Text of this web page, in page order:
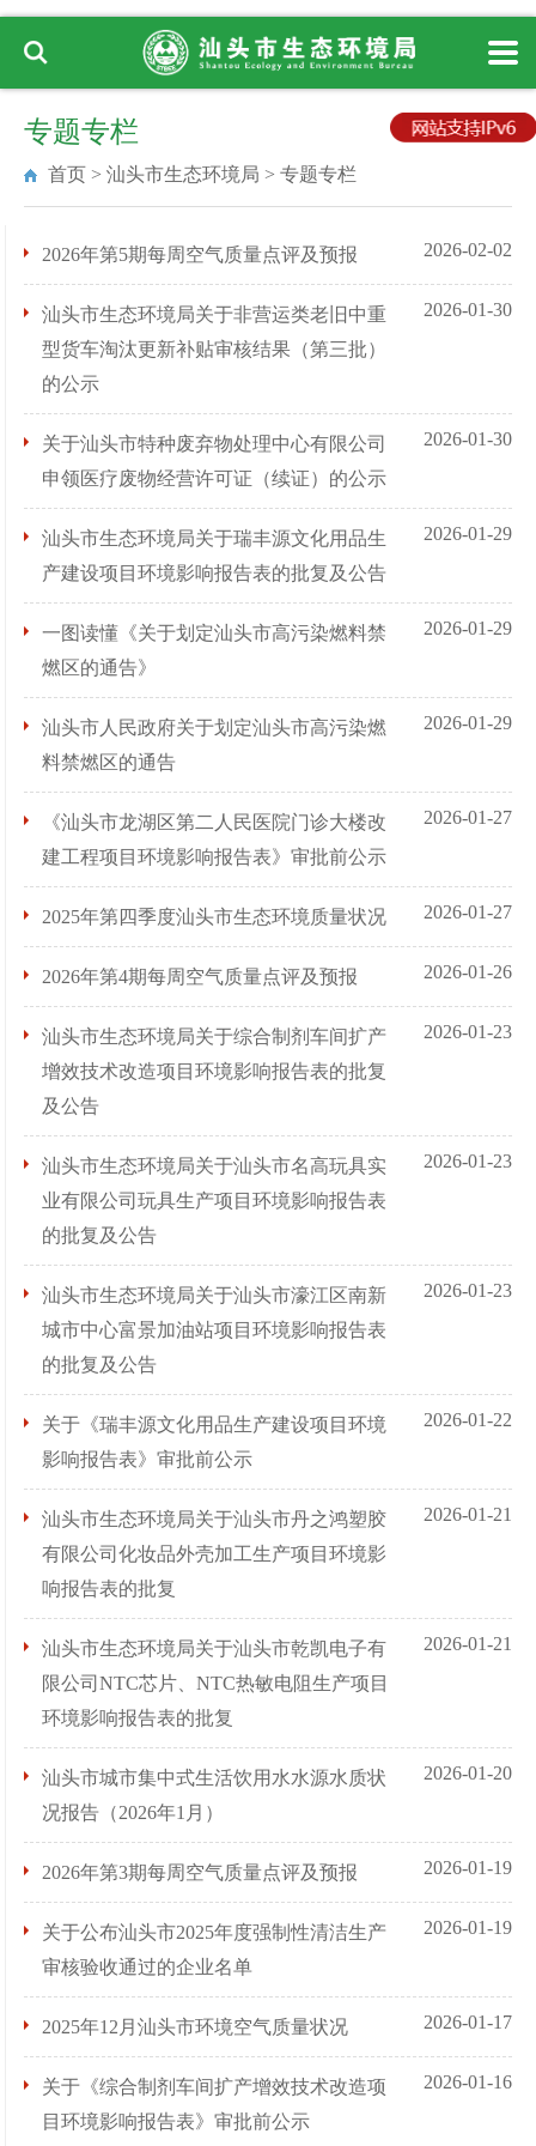
专题专栏
首页 > 汕头市生态环境局 > 专题专栏
2026年第5期每周空气质量点评及预报 2026-02-02
汕头市生态环境局关于非营运类老旧中重
型货车淘汰更新补贴审核结果（第三批）
的公示
2026-01-30
关于汕头市特种废弃物处理中心有限公司
申领医疗废物经营许可证（续证）的公示
2026-01-30
汕头市生态环境局关于瑞丰源文化用品生
产建设项目环境影响报告表的批复及公告
2026-01-29
一图读懂《关于划定汕头市高污染燃料禁
燃区的通告》
2026-01-29
汕头市人民政府关于划定汕头市高污染燃
料禁燃区的通告
2026-01-29
《汕头市龙湖区第二人民医院门诊大楼改
建工程项目环境影响报告表》审批前公示
2026-01-27
2025年第四季度汕头市生态环境质量状况 2026-01-27
2026年第4期每周空气质量点评及预报 2026-01-26
汕头市生态环境局关于综合制剂车间扩产
增效技术改造项目环境影响报告表的批复
及公告
2026-01-23
汕头市生态环境局关于汕头市名高玩具实
业有限公司玩具生产项目环境影响报告表
的批复及公告
2026-01-23
汕头市生态环境局关于汕头市濠江区南新
城市中心富景加油站项目环境影响报告表
的批复及公告
2026-01-23
关于《瑞丰源文化用品生产建设项目环境
影响报告表》审批前公示
2026-01-22
汕头市生态环境局关于汕头市丹之鸿塑胶
有限公司化妆品外壳加工生产项目环境影
响报告表的批复
2026-01-21
汕头市生态环境局关于汕头市乾凯电子有
限公司NTC芯片、NTC热敏电阻生产项目
环境影响报告表的批复
2026-01-21
汕头市城市集中式生活饮用水水源水质状
况报告（2026年1月）
2026-01-20
2026年第3期每周空气质量点评及预报 2026-01-19
关于公布汕头市2025年度强制性清洁生产
审核验收通过的企业名单
2026-01-19
2025年12月汕头市环境空气质量状况 2026-01-17
关于《综合制剂车间扩产增效技术改造项
目环境影响报告表》审批前公示
2026-01-16